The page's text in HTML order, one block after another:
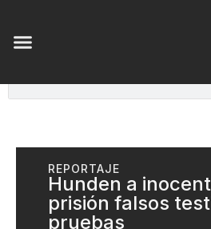
REPORTAJE
Hunden a
prisión falsos
pruebas